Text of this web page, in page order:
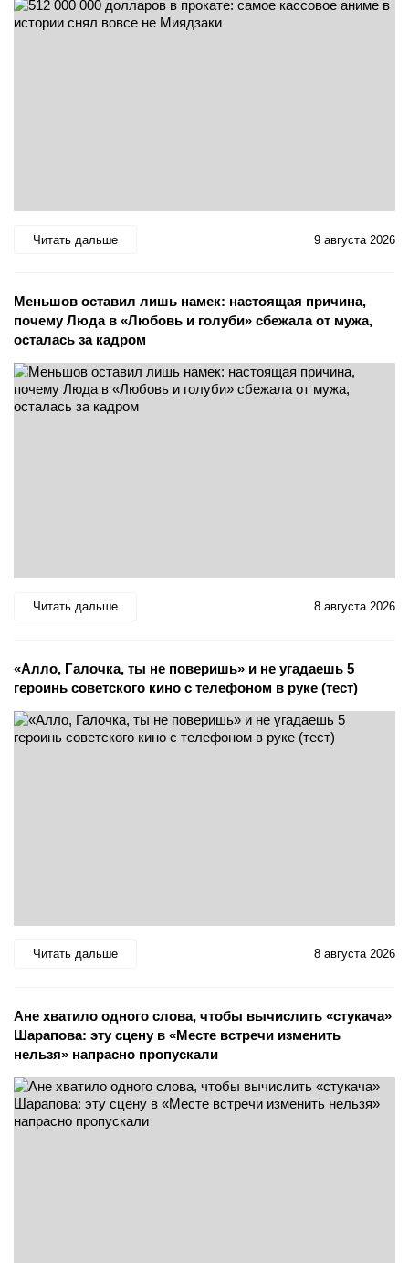
Читать дальше 9 августа 2026
Меньшов оставил лишь намек: настоящая причина,
почему Люда в «Любовь и голуби» сбежала от мужа,
осталась за кадром
Читать дальше 8 августа 2026
«Алло, Галочка, ты не поверишь» и не угадаешь 5
героинь советского кино с телефоном в руке (тест)
Читать дальше 8 августа 2026
Ане хватило одного слова, чтобы вычислить «стукача»
Шарапова: эту сцену в «Месте встречи изменить
нельзя» напрасно пропускали